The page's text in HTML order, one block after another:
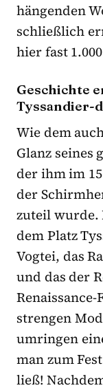
hängenden
schließlich
hier fast
Geschichte
Tyssandier-
Wie dem
Glanz seines
der ihm im
der
zuteil wurde.
dem Platz
Vogtei, das
und das der
strengen
umringen
man zum
ließ!